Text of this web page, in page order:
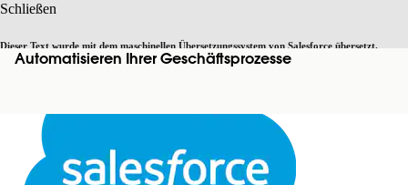
Schließen
Dieser Text wurde mit dem maschinellen Übersetzungssystem von Salesforce übersetzt.
Weitere Details finden Sie hier . Zu Englisch wechseln Nicht jetzt
Automatisieren Ihrer Geschäftsprozesse